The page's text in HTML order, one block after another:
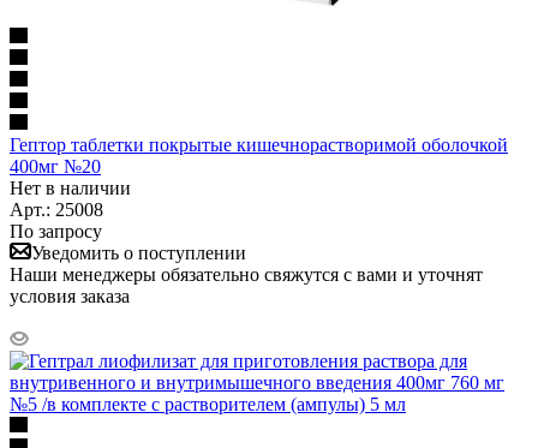
Гептор таблетки покрытые кишечнорастворимой оболочкой
400мг №20
Нет в наличии
Арт.: 25008
По запросу
Уведомить о поступлении
Наши менеджеры обязательно свяжутся с вами и уточнят
условия заказа